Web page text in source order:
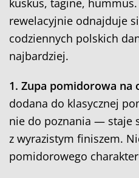
kuskus, tagine,
rewelacyjnie odnajduje
codziennych polskich
najbardziej.
1. Zupa pomidorowa na
dodana do klasycznej
nie do poznania — staje
z wyrazistym finiszem.
pomidorowego